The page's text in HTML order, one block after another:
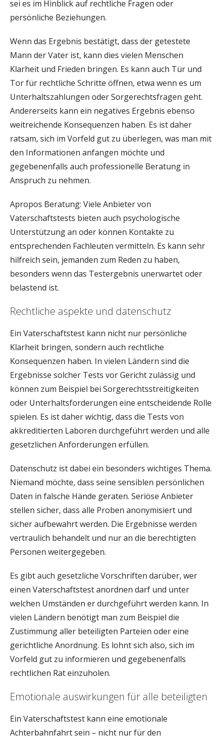
sei es im Hinblick auf rechtliche Fragen oder
persönliche Beziehungen.
Wenn das Ergebnis bestätigt, dass der getestete
Mann der Vater ist, kann dies vielen Menschen
Klarheit und Frieden bringen. Es kann auch Tür und
Tor für rechtliche Schritte öffnen, etwa wenn es um
Unterhaltszahlungen oder Sorgerechtsfragen geht.
Andererseits kann ein negatives Ergebnis ebenso
weitreichende Konsequenzen haben. Es ist daher
ratsam, sich im Vorfeld gut zu überlegen, was man mit
den Informationen anfangen möchte und
gegebenenfalls auch professionelle Beratung in
Anspruch zu nehmen.
Apropos Beratung: Viele Anbieter von
Vaterschaftstests bieten auch psychologische
Unterstützung an oder können Kontakte zu
entsprechenden Fachleuten vermitteln. Es kann sehr
hilfreich sein, jemanden zum Reden zu haben,
besonders wenn das Testergebnis unerwartet oder
belastend ist.
Rechtliche aspekte und datenschutz
Ein Vaterschaftstest kann nicht nur persönliche
Klarheit bringen, sondern auch rechtliche
Konsequenzen haben. In vielen Ländern sind die
Ergebnisse solcher Tests vor Gericht zulässig und
können zum Beispiel bei Sorgerechtsstreitigkeiten
oder Unterhaltsforderungen eine entscheidende Rolle
spielen. Es ist daher wichtig, dass die Tests von
akkreditierten Laboren durchgeführt werden und alle
gesetzlichen Anforderungen erfüllen.
Datenschutz ist dabei ein besonders wichtiges Thema.
Niemand möchte, dass seine sensiblen persönlichen
Daten in falsche Hände geraten. Seriöse Anbieter
stellen sicher, dass alle Proben anonymisiert und
sicher aufbewahrt werden. Die Ergebnisse werden
vertraulich behandelt und nur an die berechtigten
Personen weitergegeben.
Es gibt auch gesetzliche Vorschriften darüber, wer
einen Vaterschaftstest anordnen darf und unter
welchen Umständen er durchgeführt werden kann. In
vielen Ländern benötigt man zum Beispiel die
Zustimmung aller beteiligten Parteien oder eine
gerichtliche Anordnung. Es lohnt sich also, sich im
Vorfeld gut zu informieren und gegebenenfalls
rechtlichen Rat einzuholen.
Emotionale auswirkungen für alle beteiligten
Ein Vaterschaftstest kann eine emotionale
Achterbahnfahrt sein – nicht nur für den